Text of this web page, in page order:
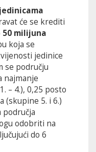
jedinicama
će se krediti
50 milijuna
koja se
jedinice
se području
najmanje
– 4.), 0,25 posto
(skupine 5. i 6.)
područja
odobriti na
do 6